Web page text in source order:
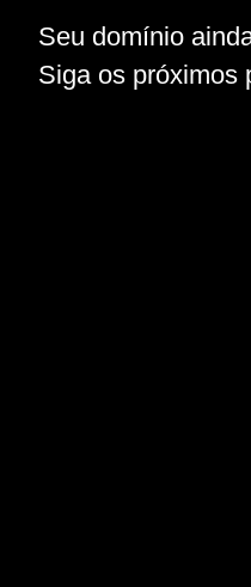
Seu domínio
Siga os próximos